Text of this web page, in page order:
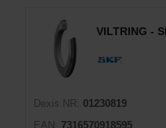
VILTRING -
Dexis NR:
01230819
EAN:
7316570918595